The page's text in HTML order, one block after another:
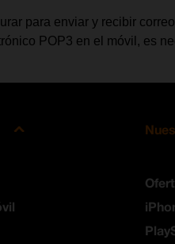
para enviar y recibir
POP3 en el móvil, es